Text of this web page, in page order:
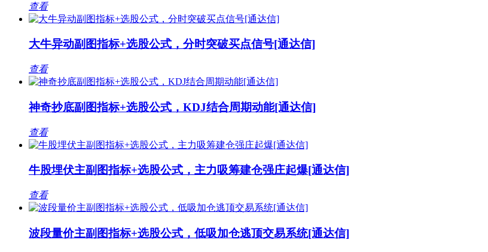
查看
大牛异动副图指标+选股公式，分时突破买点信号[通达信]
查看
神奇抄底副图指标+选股公式，KDJ结合周期动能[通达信]
查看
牛股埋伏主副图指标+选股公式，主力吸筹建仓强庄起爆[通达信]
查看
波段量价主副图指标+选股公式，低吸加仓逃顶交易系统[通达信]